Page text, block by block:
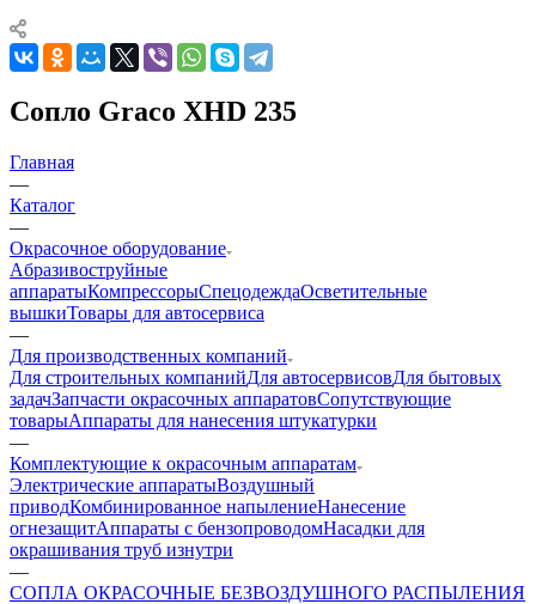
Сопло Graco XHD 235
Главная
—
Каталог
—
Окрасочное оборудование
Aбразивоструйные
аппаратыКомпрессорыСпецодеждаОсветительные
вышкиТовары для автосервиса
—
Для производственных компаний
Для строительных компанийДля автосервисовДля бытовых
задачЗапчасти окрасочных аппаратовСопутствующие
товарыАппараты для нанесения штукатурки
—
Комплектующие к окрасочным аппаратам
Электрические аппаратыВоздушный
приводКомбинированное напылениеНанесение
огнезащитАппараты с бензопроводомНасадки для
окрашивания труб изнутри
—
СОПЛА ОКРАСОЧНЫЕ БЕЗВОЗДУШНОГО РАСПЫЛЕНИЯ